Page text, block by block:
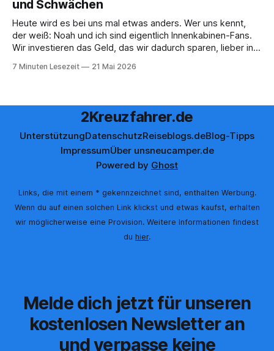
und Schwächen
Heute wird es bei uns mal etwas anders. Wer uns kennt,
der weiß: Noah und ich sind eigentlich Innenkabinen-Fans.
Wir investieren das Geld, das wir dadurch sparen, lieber in
Cocktail an der Bar. Auch auf einer unserer letzten Reisen
7 Minuten Lesezeit 21 Mai 2026
2Kreuzfahrer.de
UnterstützungDatenschutzReiseblogs.deBlog-Tipps
ImpressumÜber unsneucamper.de
Powered by Ghost
Links, die mit einem * gekennzeichnet sind, enthalten Werbung.
Wenn du auf einen solchen Link klickst und etwas kaufst, erhalten
wir möglicherweise eine Provision. Weitere Informationen findest
du hier.
Melde dich jetzt für unseren
kostenlosen Newsletter an
und verpasse keine